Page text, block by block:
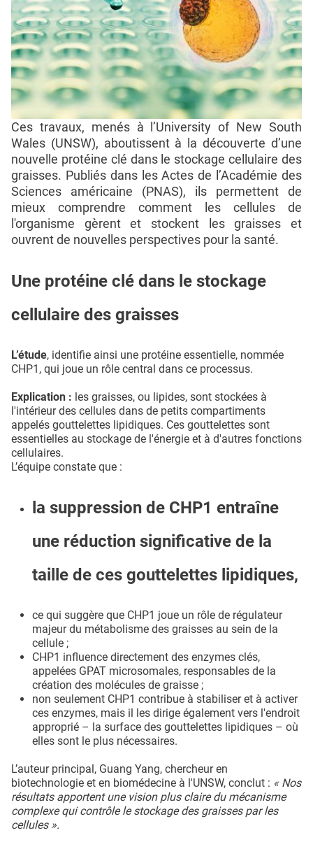
Ces travaux, menés à l’University of New South
Wales (UNSW), aboutissent à la découverte d’une
nouvelle protéine clé dans le stockage cellulaire des
graisses. Publiés dans les Actes de l’Académie des
Sciences américaine (PNAS), ils permettent de
mieux comprendre comment les cellules de
l'organisme gèrent et stockent les graisses et
ouvrent de nouvelles perspectives pour la santé.
Une protéine clé dans le stockage
cellulaire des graisses
L’étude, identifie ainsi une protéine essentielle, nommée
CHP1, qui joue un rôle central dans ce processus.
Explication : les graisses, ou lipides, sont stockées à
l'intérieur des cellules dans de petits compartiments
appelés gouttelettes lipidiques. Ces gouttelettes sont
essentielles au stockage de l'énergie et à d'autres fonctions
cellulaires.
L’équipe constate que :
la suppression de CHP1 entraîne
une réduction significative de la
taille de ces gouttelettes lipidiques,
ce qui suggère que CHP1 joue un rôle de régulateur
majeur du métabolisme des graisses au sein de la
cellule ;
CHP1 influence directement des enzymes clés,
appelées GPAT microsomales, responsables de la
création des molécules de graisse ;
non seulement CHP1 contribue à stabiliser et à activer
ces enzymes, mais il les dirige également vers l'endroit
approprié – la surface des gouttelettes lipidiques – où
elles sont le plus nécessaires.
L’auteur principal, Guang Yang, chercheur en
biotechnologie et en biomédecine à l'UNSW, conclut : « Nos
résultats apportent une vision plus claire du mécanisme
complexe qui contrôle le stockage des graisses par les
cellules ».